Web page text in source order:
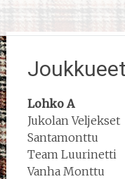
content
Lohko A
Jukolan Veljekset
Santamonttu
Team Luurinetti
Vanha Monttu